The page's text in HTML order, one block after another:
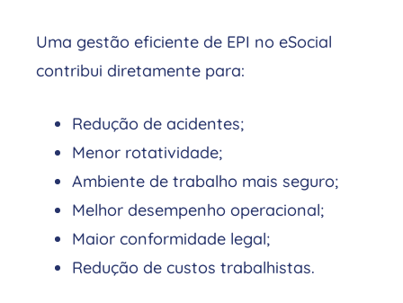
Uma gestão eficiente de EPI no eSocial
contribui diretamente para:
Redução de acidentes;
Menor rotatividade;
Ambiente de trabalho mais seguro;
Melhor desempenho operacional;
Maior conformidade legal;
Redução de custos trabalhistas.